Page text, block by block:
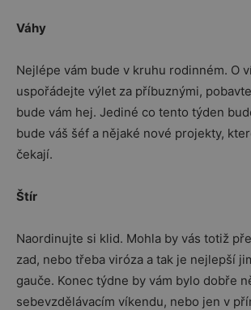
Váhy
Nejlépe vám bude v kruhu rodinném. O
uspořádejte výlet za příbuznými,
bude vám hej. Jediné co tento týden
bude váš šéf a nějaké nové projekty,
čekají.
Štír
Naordinujte si klid. Mohla by vás totiž
zad, nebo třeba viróza a tak je nejlepší
gauče. Konec týdne by vám bylo dobře
sebevzdělávacím víkendu, nebo jen v